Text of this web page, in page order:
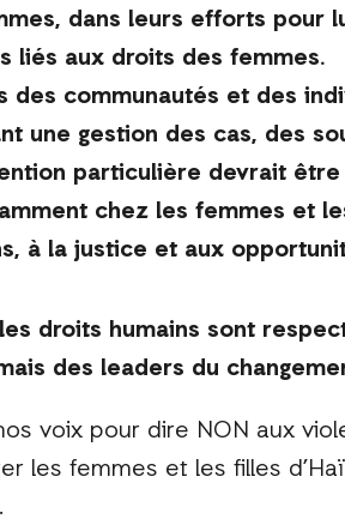
dans leurs efforts pour
liés aux droits des femmes.
des communautés et des
une gestion des cas, des
particulière devrait
chez les femmes et
à la justice et aux
droits humains sont
des leaders du
voix pour dire NON aux
les femmes et les filles